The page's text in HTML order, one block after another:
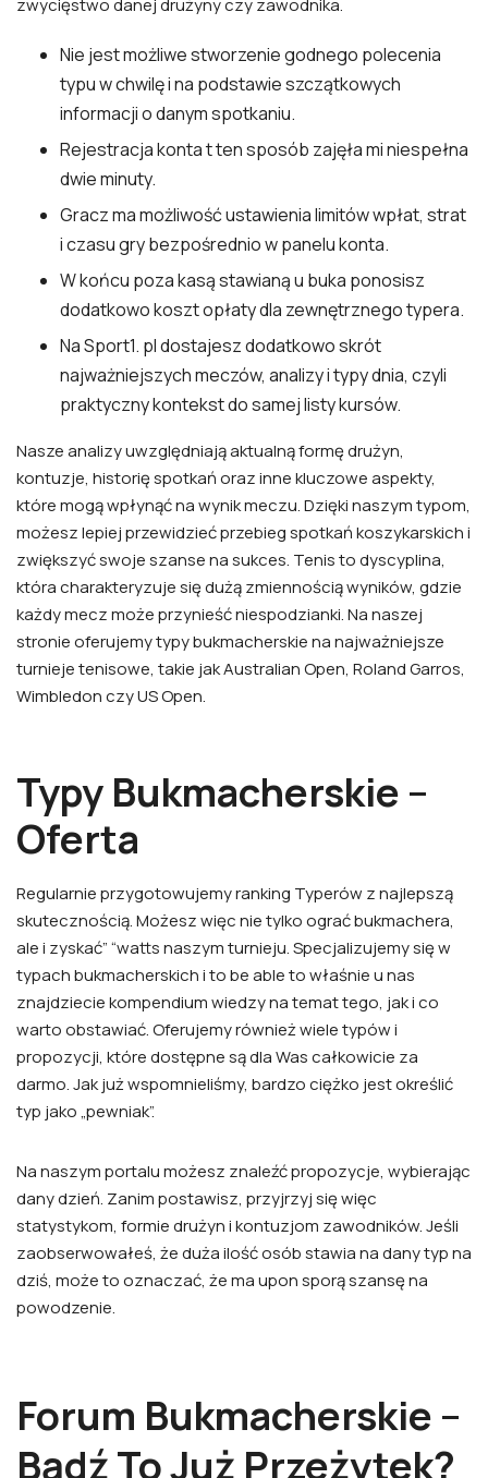
zwycięstwo danej drużyny czy zawodnika.
Nie jest możliwe stworzenie godnego polecenia
typu w chwilę i na podstawie szczątkowych
informacji o danym spotkaniu.
Rejestracja konta t ten sposób zajęła mi niespełna
dwie minuty.
Gracz ma możliwość ustawienia limitów wpłat, strat
i czasu gry bezpośrednio w panelu konta.
W końcu poza kasą stawianą u buka ponosisz
dodatkowo koszt opłaty dla zewnętrznego typera.
Na Sport1. pl dostajesz dodatkowo skrót
najważniejszych meczów, analizy i typy dnia, czyli
praktyczny kontekst do samej listy kursów.
Nasze analizy uwzględniają aktualną formę drużyn,
kontuzje, historię spotkań oraz inne kluczowe aspekty,
które mogą wpłynąć na wynik meczu. Dzięki naszym typom,
możesz lepiej przewidzieć przebieg spotkań koszykarskich i
zwiększyć swoje szanse na sukces. Tenis to dyscyplina,
która charakteryzuje się dużą zmiennością wyników, gdzie
każdy mecz może przynieść niespodzianki. Na naszej
stronie oferujemy typy bukmacherskie na najważniejsze
turnieje tenisowe, takie jak Australian Open, Roland Garros,
Wimbledon czy US Open.
Typy Bukmacherskie –
Oferta
Regularnie przygotowujemy ranking Typerów z najlepszą
skutecznością. Możesz więc nie tylko ograć bukmachera,
ale i zyskać” “watts naszym turnieju. Specjalizujemy się w
typach bukmacherskich i to be able to właśnie u nas
znajdziecie kompendium wiedzy na temat tego, jak i co
warto obstawiać. Oferujemy również wiele typów i
propozycji, które dostępne są dla Was całkowicie za
darmo. Jak już wspomnieliśmy, bardzo ciężko jest określić
typ jako „pewniak”.
Na naszym portalu możesz znaleźć propozycje, wybierając
dany dzień. Zanim postawisz, przyjrzyj się więc
statystykom, formie drużyn i kontuzjom zawodników. Jeśli
zaobserwowałeś, że duża ilość osób stawia na dany typ na
dziś, może to oznaczać, że ma upon sporą szansę na
powodzenie.
Forum Bukmacherskie –
Bądź To Już Przeżytek?